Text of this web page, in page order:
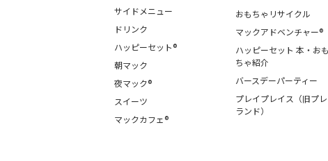
サイドメニュー
ドリンク
ハッピーセット®
朝マック
夜マック®
スイーツ
マックカフェ®
おもちゃリサイクル
マックアドベンチャー®
ハッピーセット 本・おも
ちゃ紹介
バースデーパーティー
プレイプレイス（旧プレ
ランド）